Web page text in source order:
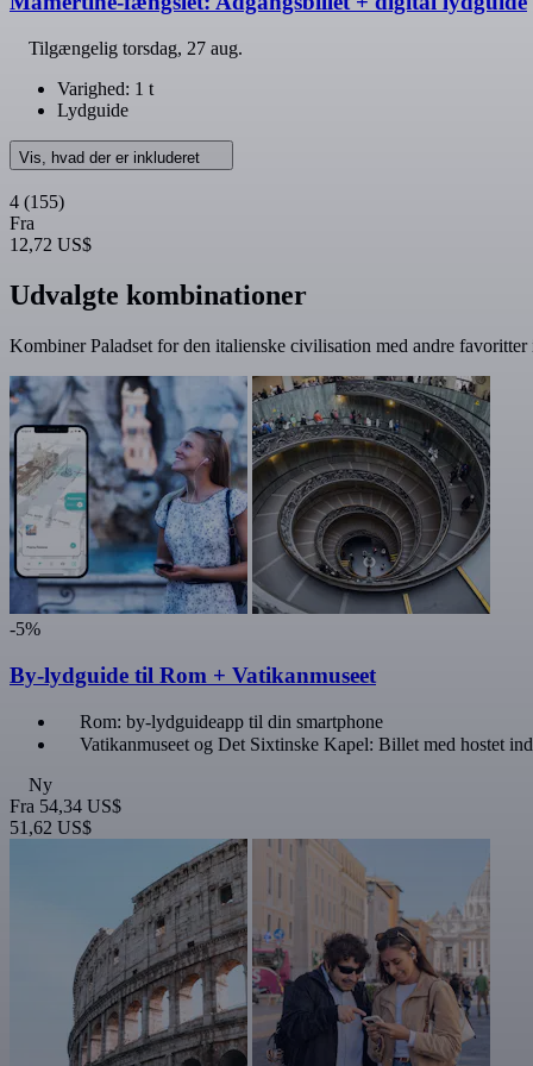
Tilgængelig torsdag, 27 aug.
Varighed: 1 t
Lydguide
Vis, hvad der er inkluderet
4 (155)
Fra
12,72 US$
Udvalgte kombinationer
Kombiner Paladset for den italienske civilisation med andre
-5%
By-lydguide til Rom + Vatikanmuseet
Rom: by-lydguideapp til din smartphone
Vatikanmuseet og Det Sixtinske Kapel: Billet med hostet
Ny
Fra 54,34 US$
51,62 US$